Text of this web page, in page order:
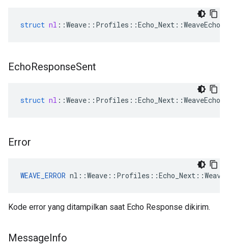
struct nl ::Weave :: Profiles ::Echo_Next ::
EchoResponseSent
struct nl ::Weave :: Profiles ::Echo_Next ::
Error
WEAVE_ERROR
Kode error yang ditampilkan saat Echo Response dikirim.
MessageInfo